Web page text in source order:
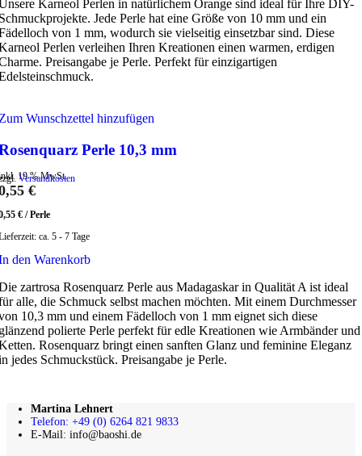
Karneol Perlen in natürlichem Orange sind ideal für Ihre DIY-
Jede Perle hat eine Größe von 10 mm und ein
von 1 mm, wodurch sie vielseitig einsetzbar sind. Diese
Perlen verleihen Ihren Kreationen einen warmen, erdigen
Preisangabe je Perle. Perfekt für einzigartigen
Wunschzettel hinzufügen
Perle 10,3 mm
19 % MwSt.
Versandkosten
€
€ /Perle
ca. 5 - 7 Tage
den Warenkorb
zartrosa Rosenquarz Perle aus Madagaskar in Qualität A ist ideal
alle, die Schmuck selbst machen möchten. Mit einem Durchmesser
10,3 mm und einem Fädelloch von 1 mm eignet sich diese
polierte Perle perfekt für edle Kreationen wie Armbänder und
Rosenquarz bringt einen sanften Glanz und feminine Eleganz
jedes Schmuckstück. Preisangabe je Perle.
Martina Lehnert
Telefon: +49 (0) 6264 821 9833
E-Mail: info@baoshi.de